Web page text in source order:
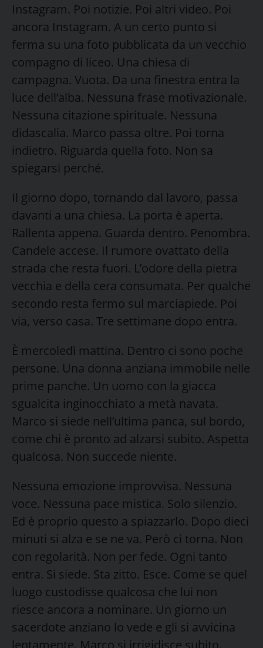
Instagram. Poi notizie. Poi altri video. Poi
ancora Instagram. A un certo punto si
ferma su una foto pubblicata da un vecchio
compagno di liceo. Una chiesa di
campagna. Vuota. Da una finestra entra la
luce dell’alba. Nessuna frase motivazionale.
Nessuna citazione spirituale. Nessuna
didascalia. Marco passa oltre. Poi torna
indietro. Riguarda quella foto. Non sa
spiegarsi perché.
Il giorno dopo, tornando dal lavoro, passa
davanti a una chiesa. La porta è aperta.
Rallenta appena. Guarda dentro. Penombra.
Candele accese. Il rumore ovattato della
strada che resta fuori. L’odore della pietra
vecchia e della cera consumata. Per qualche
secondo resta fermo sul marciapiede. Poi
via, verso casa. Tre settimane dopo entra.
È mercoledì mattina. Dentro ci sono poche
persone. Una donna anziana immobile nelle
prime panche. Un uomo con la giacca
sgualcita inginocchiato a metà navata.
Marco si siede nell’ultima panca, sul bordo,
come chi è pronto ad alzarsi subito. Aspetta
qualcosa. Non succede niente.
Nessuna emozione improvvisa. Nessuna
voce. Nessuna pace mistica. Solo silenzio.
Ed è proprio questo a spiazzarlo. Dopo dieci
minuti si alza e se ne va. Però ci torna. Non
con regolarità. Non per fede. Ogni tanto
entra. Si siede. Sta zitto. Esce. Come se quel
luogo custodisse qualcosa che lui non
riesce ancora a nominare. Un giorno un
sacerdote anziano lo vede e gli si avvicina
lentamente. Marco si irrigidisce subito.